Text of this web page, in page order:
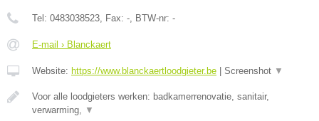
Tel: 0483038523 , Fax: - , BTW-nr: -
E-mail › Blanckaert
Website: https://www.blanckaertloodgieter.be Screenshot ▼
Voor alle loodgieters werken: badkamerrenovatie, sanitair,
verwarming,
▼